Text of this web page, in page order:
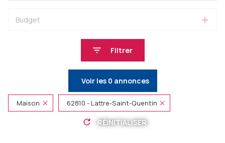
Budget
Filtrer
Voir les 0 annonces
Maison 62810 - Lattre-Saint-Quentin
RÉINITIALISER